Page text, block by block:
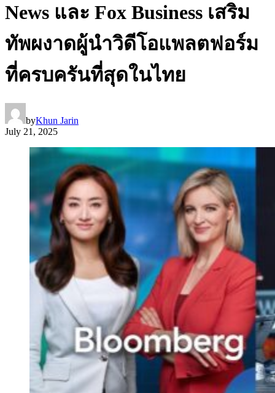
News และ Fox Business เสริม
ทัพผงาดผู้นำวิดีโอแพลตฟอร์ม
ที่ครบครันที่สุดในไทย
byKhun Jarin
July 21, 2025